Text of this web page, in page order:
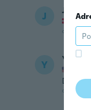
J Joanna
Rok
około 2
Y Yayoi
Did
około 2